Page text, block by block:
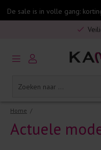
De sale is in volle gang:
5%
Gratis
5%
Gratis
Home /
Actuele